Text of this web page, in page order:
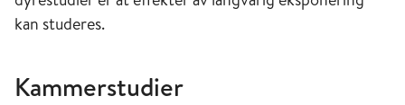
innebærer at lungeblærene er skadet og
astmatiske anfall, fordi slimhinnene er betente
kan studeres.
Kammerstudier